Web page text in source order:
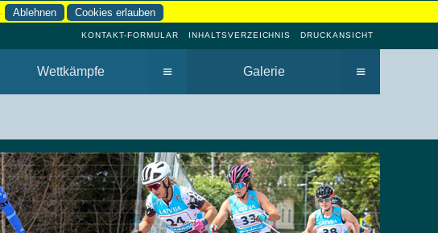
. Ablehnen Cookies erlauben
KONTAKT-FORMULAR INHALTSVERZEICHNIS DRUCKANSICHT
Wettkämpfe ≡ Galerie ≡